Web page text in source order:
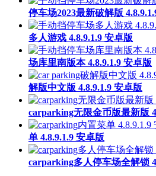
停车场2023最新破解版
多人游戏 4.8.9.1.9 安卓版
场库里南版本 4.8.9.1.9 安卓版
解版中文版 4.8.9.1.9 安卓版
carparking无限金币版最新版
单 4.8.9.1.9 安卓版
carparking多人停车场全解锁